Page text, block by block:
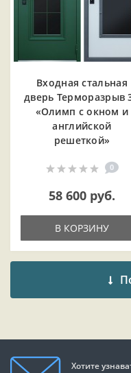
Входная cтальная
дверь Терморазрыв
«Олимп с окном и
английской
решеткой»
0
58 600 руб.
В КОРЗИНУ
Хотите